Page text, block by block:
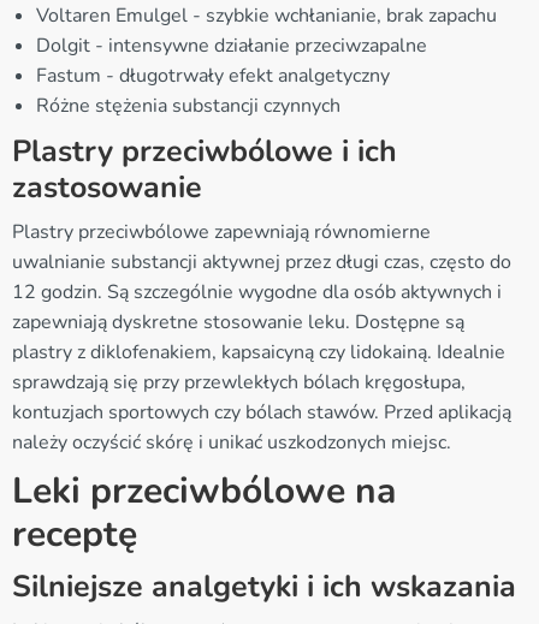
Voltaren Emulgel - szybkie wchłanianie, brak zapachu
Dolgit - intensywne działanie przeciwzapalne
Fastum - długotrwały efekt analgetyczny
Różne stężenia substancji czynnych
Plastry przeciwbólowe i ich
zastosowanie
Plastry przeciwbólowe zapewniają równomierne
uwalnianie substancji aktywnej przez długi czas, często do
12 godzin. Są szczególnie wygodne dla osób aktywnych i
zapewniają dyskretne stosowanie leku. Dostępne są
plastry z diklofenakiem, kapsaicyną czy lidokainą. Idealnie
sprawdzają się przy przewlekłych bólach kręgosłupa,
kontuzjach sportowych czy bólach stawów. Przed aplikacją
należy oczyścić skórę i unikać uszkodzonych miejsc.
Leki przeciwbólowe na
receptę
Silniejsze analgetyki i ich wskazania